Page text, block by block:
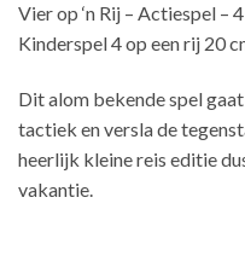
Vier op ‘n Rij – Actiespel –
Kinderspel 4 op een rij 20
Dit alom bekende spel
tactiek en versla de
heerlijk kleine reis editie
vakantie.